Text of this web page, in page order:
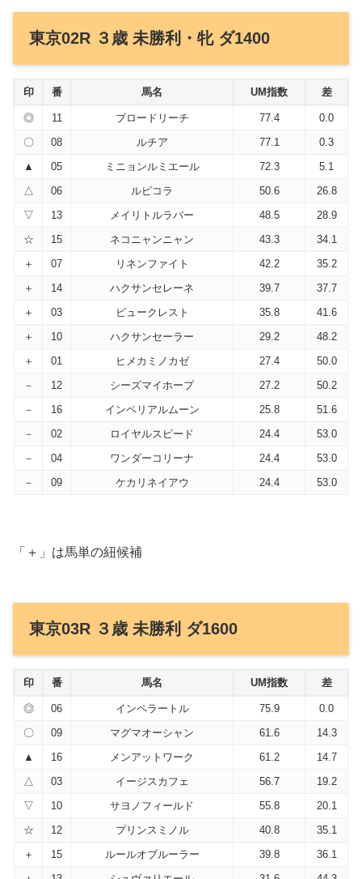
東京02R ３歳 未勝利・牝 ダ1400
印 番 馬名 UM指数 差
◎ 11 ブロードリーチ 77.4
0.0
〇
08 ルチア 77.1
0.3
▲
05 ミニョンルミエール 72.3
5.1
△
06 ルピコラ 50.6
26.8
▽
13 メイリトルラバー 48.5
28.9
☆
15 ネコニャンニャン 43.3
34.1
＋
07 リネンファイト 42.2
35.2
＋
14 ハクサンセレーネ 39.7
37.7
＋
03 ビュークレスト 35.8
41.6
＋
10 ハクサンセーラー 29.2
48.2
＋
01 ヒメカミノカゼ 27.4
50.0
－
12 シーズマイホープ 27.2
50.2
－
16 インペリアルムーン 25.8
51.6
－
02 ロイヤルスピード 24.4
53.0
－
04 ワンダーコリーナ 24.4
53.0
－
09 ケカリネイアウ 24.4 53.0
「＋」は馬単の紐候補
東京03R ３歳 未勝利 ダ1600
印 番 馬名 UM指数 差
◎ 06 インペラートル 75.9
0.0
〇
09 マグマオーシャン 61.6
14.3
▲
16 メンアットワーク 61.2
14.7
△
03 イージスカフェ 56.7
19.2
▽
10 サヨノフィールド 55.8
20.1
☆
12 プリンスミノル 40.8
35.1
＋
15 ルールオブルーラー 39.8
36.1